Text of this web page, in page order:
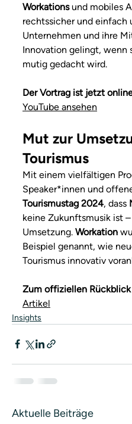
Workations und mobiles
rechtssicher und einfach
Unternehmen und ihre
Innovation gelingt, wenn
mutig gedacht wird.
Der Vortrag ist jetzt
YouTube ansehen
Mut zur
Tourismus
Mit einem vielfältigen
Speaker*innen und
Tourismustag 2024, dass
keine Zukunftsmusik ist
Umsetzung. Workation
Beispiel genannt, wie
Tourismus innovativ
Zum offiziellen
Artikel
Insights
Aktuelle Beiträge